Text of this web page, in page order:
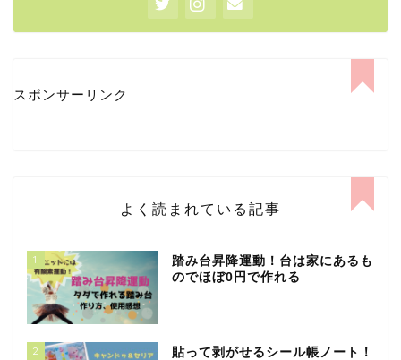
スポンサーリンク
よく読まれている記事
1
踏み台昇降運動！台は家にあるも
のでほぼ0円で作れる
2
貼って剥がせるシール帳ノート！